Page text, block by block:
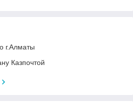
г.Алматы
Казпочтой